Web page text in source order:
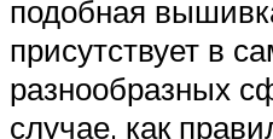
подобная
присутствует в
разнообразных
случае, как